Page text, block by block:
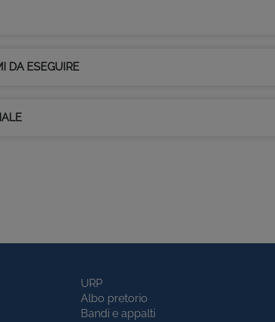
DA ESEGUIRE
URP
Albo pretorio
Bandi e appalti